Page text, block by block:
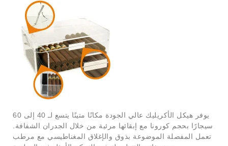
يوفر هيكل الأكريليك عالي الجودة مكانًا متينًا يتسع لـ 40 إلى 60
سيجارًا بحجم كورونا مع إبقائها مرئية من خلال الجدران الشفافة.
تعمل المفصلة الموضوعة بذوق والإغلاق المغناطيسي مع مرطب